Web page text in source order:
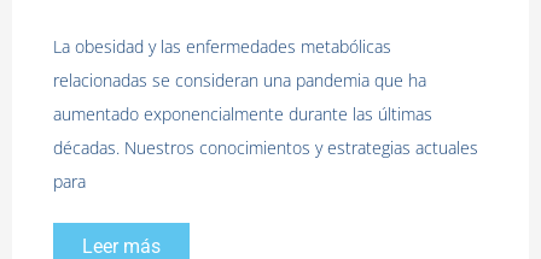
La obesidad y las enfermedades metabólicas
relacionadas se consideran una pandemia que ha
aumentado exponencialmente durante las últimas
décadas. Nuestros conocimientos y estrategias actuales
para
Leer más